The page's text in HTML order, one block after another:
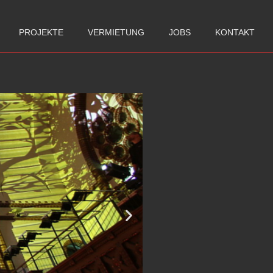
PROJEKTE VERMIETUNG JOBS KONTAKT